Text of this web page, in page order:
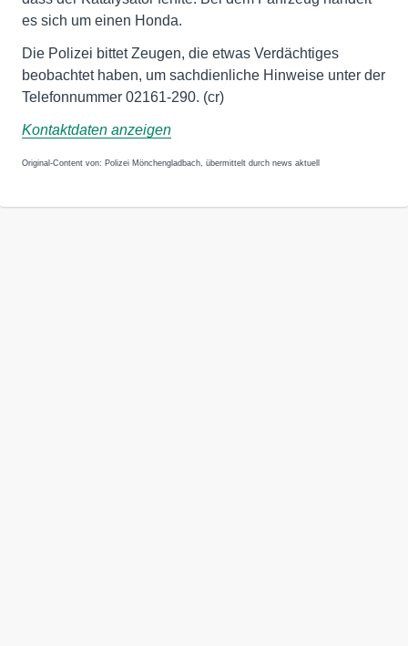
es sich um einen Honda.
Die Polizei bittet Zeugen, die etwas Verdächtiges
beobachtet haben, um sachdienliche Hinweise unter der
Telefonnummer 02161-290. (cr)
Kontaktdaten anzeigen
Original-Content von: Polizei Mönchengladbach, übermittelt durch news aktuell